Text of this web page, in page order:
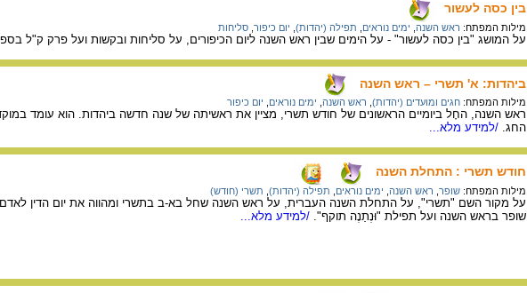
בין כסה לעשור
מילות המפתח: ראש השנה ימים נוראים תפילה (יהדות) יום כיפור סליחות
על המושג "בין כסה לעשור" - על הימים שבין ראש השנה ליום הכיפורים, על סליחות ובקשות ועל פרק ק"ל
ביהדות: א' תשרי – ראש השנה
מילות המפתח: חגים ומועדים (יהדות) ראש השנה ימים נוראים יום כיפור
ראש השנה, החָל ביומיים הראשונים של חודש תשרי, מציין את ראשיתה של שנה חדשה ביהדות. הוא עומד
החג. /למידע מלא...
חודש תשרי : התחלת השנה
מילות המפתח: שופר ראש השנה ימים נוראים תפילה (יהדות) תשרי (חודש)
על מקור השם "תשרי", על התחלת השנה העברית, על ראש השנה שחל בא-ב בתשרי ומהווה את יום הדין
שופר בראש השנה ועל תפילת "וּנְתַנֶה תוקף". /למידע מלא...